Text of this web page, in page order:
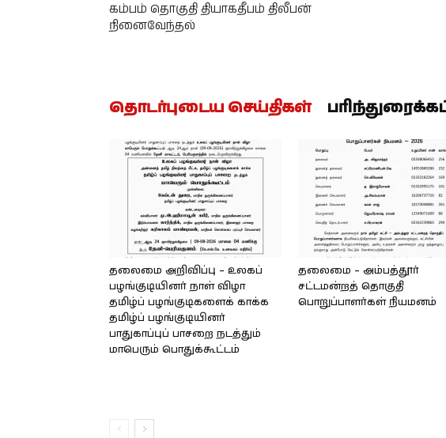
கம்பம் தொகுதி தியாகதீபம் திலீபன்
நினைவேந்தல்
தொடர்புடைய செய்திகள்
தலைமை அறிவிப்பு – உலகப்
பழங்குடியினர் நாள் விழா
தமிழ்ப் பழங்குடிகளைக் காக்க
தமிழ்ப் பழங்குடியினர்
பாதுகாப்புப் பாசறை நடத்தும்
மாபெரும் பொதுக்கூட்டம்
தலைமை – அம்பத்தூர்
சட்டமன்றத் தொகுதி
பொறுப்பாளர்கள் நியமனம்